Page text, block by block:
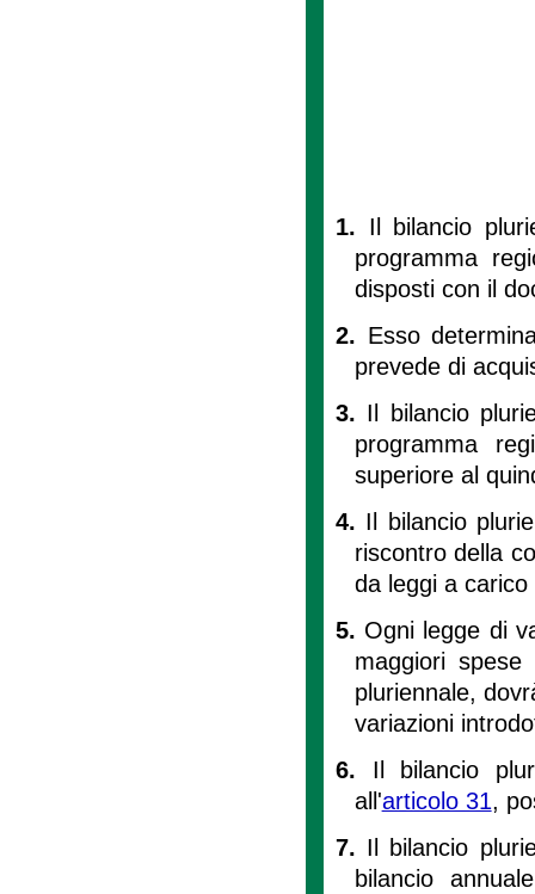
1. Il bilancio
programma
disposti con il
2. Esso
prevede di
3. Il bilancio
programma
superiore al
4. Il bilancio
riscontro della
da leggi a
5. Ogni legge di
maggiori
pluriennale,
variazioni
6. Il bilancio
all'articolo 31,
7. Il bilancio
bilancio